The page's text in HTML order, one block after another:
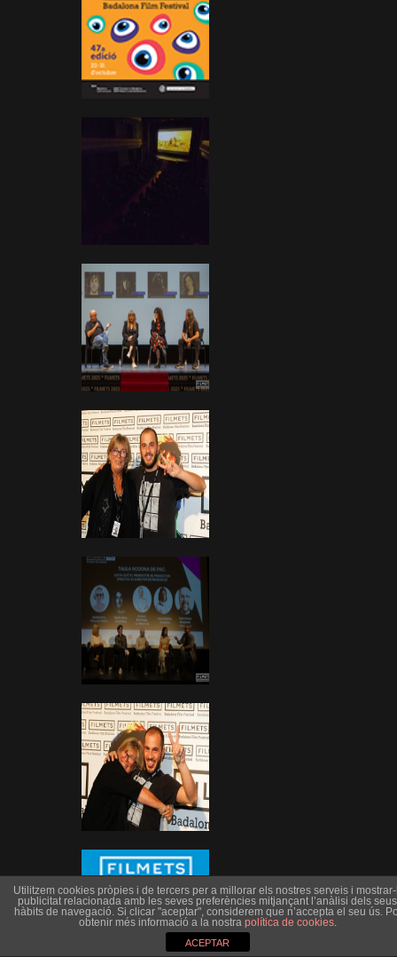
Utilitzem cookies pròpies i de tercers per a millorar els nostres serveis i
publicitat relacionada amb les seves preferències mitjançant l’anàlisi dels seus
hàbits de navegació. Si clicar "aceptar", considerem que n’accepta el seu ús.
obtenir més informació a la nostra política de cookies.
ACEPTAR